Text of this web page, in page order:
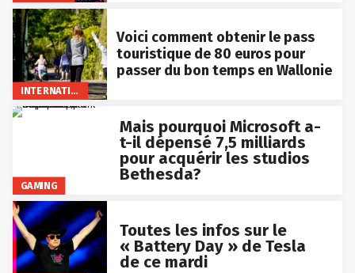
INTERNATIONAL
Voici comment obtenir le pass
touristique de 80 euros pour
passer du bon temps en Wallonie
GAMING
Mais pourquoi Microsoft a-
t-il dépensé 7,5 milliards
pour acquérir les studios
Bethesda?
Toutes les infos sur le
« Battery Day » de Tesla
de ce mardi